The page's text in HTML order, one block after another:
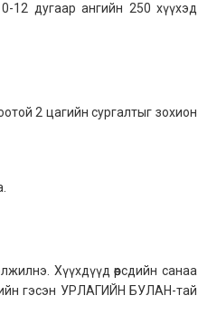
12 дугаар ангийн 250 хүүхэд
2 цагийн сургалтыг зохион
Хүүхдүүд өөрсдийн санаа
гэсэн УРЛАГИЙН БУЛАН-тай